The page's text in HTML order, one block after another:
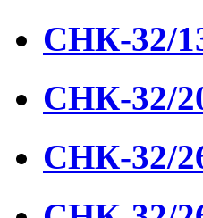
СНК-32/
СНК-32/
СНК-32/